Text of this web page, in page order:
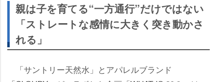
親は子を育てる“一方通行”だけではない
「ストレートな感情に大きく突き動かさ
れる」
「サントリー天然水」とアパレルブランド